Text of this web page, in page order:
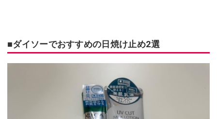
■ダイソーでおすすめの日焼け止め2選